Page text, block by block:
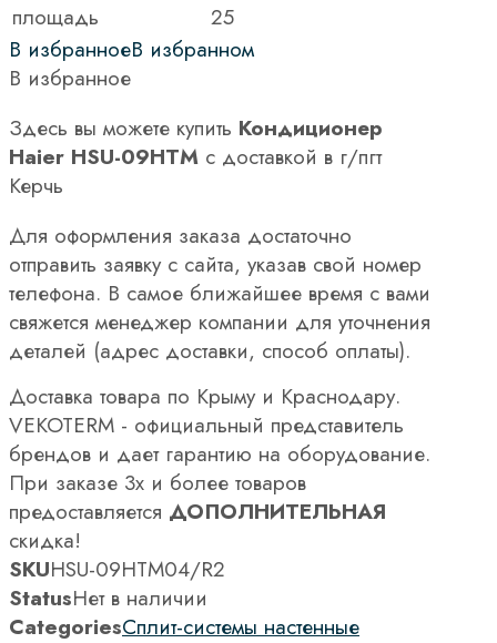
площадь
25
В избранноеВ избранном
В избранное
Здесь вы можете купить Кондиционер
Haier HSU-09HTM с доставкой в г/пгт
Керчь
Для оформления заказа достаточно
отправить заявку с сайта, указав свой номер
телефона. В самое ближайшее время с вами
свяжется менеджер компании для уточнения
деталей (адрес доставки, способ оплаты).
Доставка товара по Крыму и Краснодару.
VEKOTERM - официальный представитель
брендов и дает гарантию на оборудование.
При заказе 3х и более товаров
предоставляется ДОПОЛНИТЕЛЬНАЯ
скидка!
SKUHSU-09HTM04/R2
StatusНет в наличии
CategoriesСплит-системы настенные